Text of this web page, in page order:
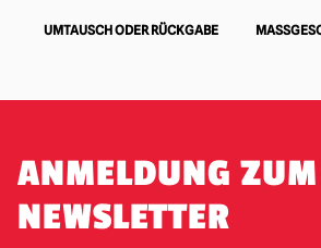
UMTAUSCH ODER RÜCKGABE
ANMELDUNG ZUM
NEWSLETTER